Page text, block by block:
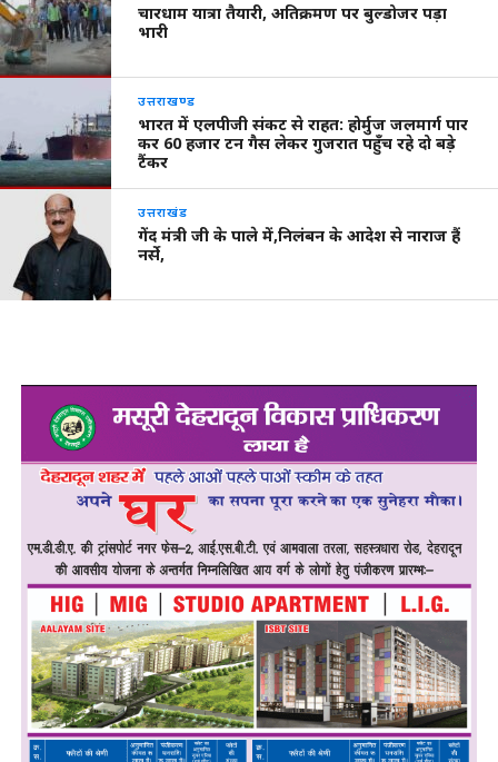
चारधाम यात्रा तैयारी, अतिक्रमण पर बुल्डोजर पड़ा
भारी
उत्तराखण्ड
भारत में एलपीजी संकट से राहत: होर्मुज जलमार्ग पार
कर 60 हजार टन गैस लेकर गुजरात पहुँच रहे दो बड़े
टैंकर
उत्तराखंड
गेंद मंत्री जी के पाले में,निलंबन के आदेश से नाराज हैं
नर्से,